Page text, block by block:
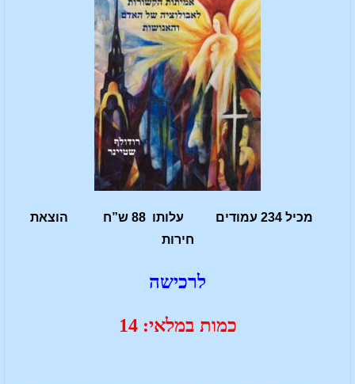
מכיל 234 עמודים עלותו 88 ש”ח הוצאת
חירות
לרכישה
כמות במלאי: 14